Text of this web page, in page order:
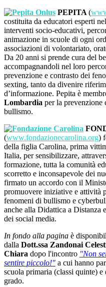
PEPITA (
costituita da educatori esperti
interventi socio-educativi,
animazione in scuole di ogni
associazioni di volontariato,
Da 20 anni si prende cura del
accompagnandoli nel loro
prevenzione e contrasto dei
sexting, tanto da divenire
d’informazione. Pepita è
Lombardia per la prevenzione
bullismo.
(www.fondazionecarolina.org)
della figlia Carolina, prima
Italia, per sensibilizzare,
formazione, tutta la comunità
scorretto e inconsapevole dei
firmato un accordo con il
promuovere iniziative e attività
fenomeni di bullismo e
anche alla Didattica a Distanza
dei social media.
In fondo alla pagina è
dalla Dott.ssa Zandonai
Chiara dopo l'incontro "Non
sentire piccolo!" a cui hanno
scuola primaria (classi quinte)
grado.